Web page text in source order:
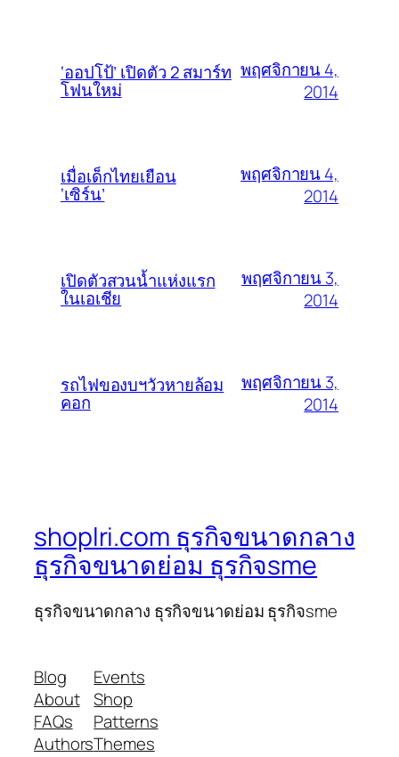
‘ออปโป้’ เปิดตัว 2 สมาร์ท
โฟนใหม่
พฤศจิกายน 4,
2014
เมื่อเด็กไทยเยือน
‘เซิร์น’
พฤศจิกายน 4,
2014
เปิดตัวสวนน้ำแห่งแรก
ในเอเชีย
พฤศจิกายน 3,
2014
รถไฟของบฯวัวหายล้อม
คอก
พฤศจิกายน 3,
2014
shoplri.com ธุรกิจขนาดกลาง
ธุรกิจขนาดย่อม ธุรกิจsme
ธุรกิจขนาดกลาง ธุรกิจขนาดย่อม ธุรกิจsme
Blog
About
FAQs
Authors
Events
Shop
Patterns
Themes